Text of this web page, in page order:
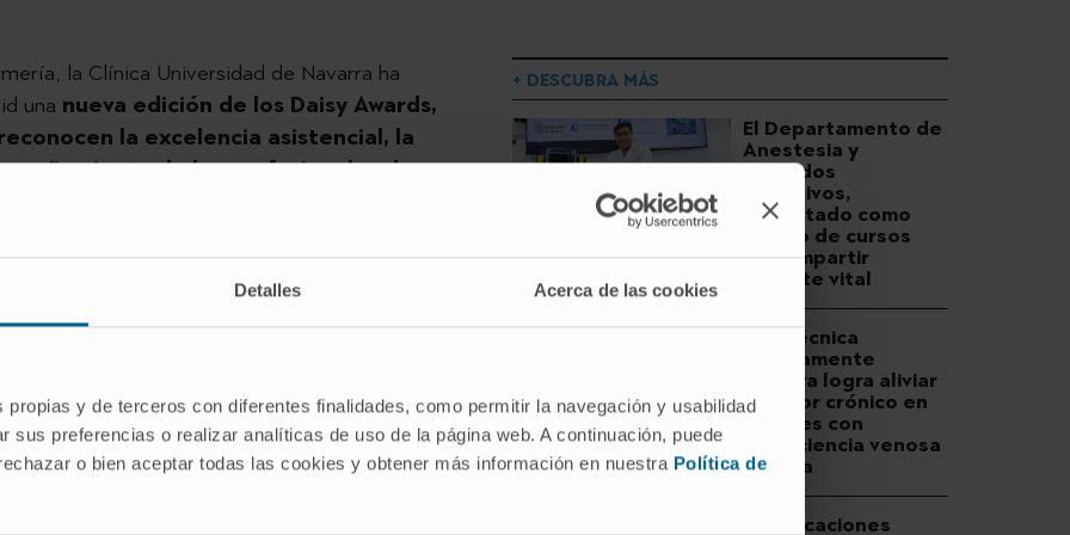
Detalles Acerca de las cookies
propias y de terceros con diferentes finalidades, como permitir la navegación y usabilidad
sus preferencias o realizar analíticas de uso de la página web. A continuación, puede
o bien aceptar todas las cookies y obtener más información en nuestra Política de
la Clínica Universidad de Navarra ha
una nueva edición de los Daisy Awards,
la excelencia asistencial, la
de las profesionales de
por pacientes, familiares y compañeros.
y 10 en Madrid— han sido nominadas a
impacto que la Enfermería tiene en la
clínico. Los relatos destacan
generar confianza y el acompañamiento
2026 han sidoEva Sánchez (Quirófano),
Edurne Fernández(Endoscopias) yEva Morillo
y
+ DESCUBRA MÁS
El Departamento de
Anestesia y
Cuidados
Intensivos,
acreditado como
centro de cursos
para impartir
soporte vital
Una técnica
mínimamente
invasiva logra aliviar
el dolor crónico en
mujeres con
insuficiencia venosa
pélvica
Las vacaciones